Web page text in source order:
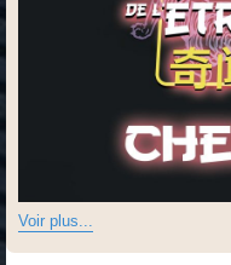
Voir plus...